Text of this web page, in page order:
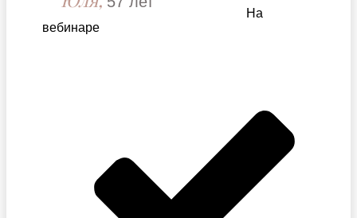
На
вебинаре